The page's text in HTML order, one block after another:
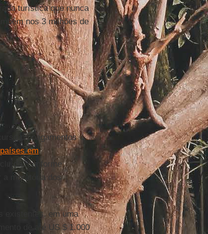
turística que nunca
nos 3 milhões de
os pagamentos
países em
conforme
a moratória dos
existentes, em uma
de até US $ 1.000